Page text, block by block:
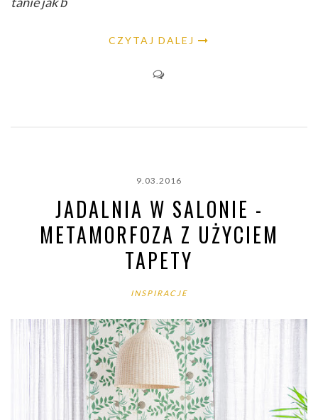
CZYTAJ DALEJ
9.03.2016
JADALNIA W SALONIE -
METAMORFOZA Z UŻYCIEM
TAPETY
INSPIRACJE